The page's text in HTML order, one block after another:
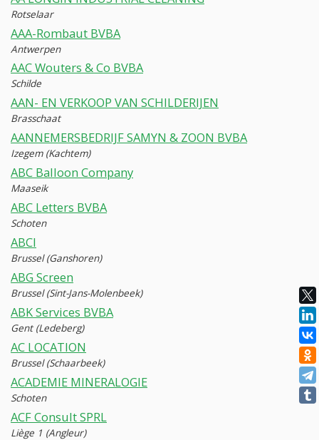
Rotselaar
AAA-Rombaut BVBA
Antwerpen
AAC Wouters & Co BVBA
Schilde
AAN- EN VERKOOP VAN SCHILDERIJEN
Brasschaat
AANNEMERSBEDRIJF SAMYN & ZOON BVBA
Izegem (Kachtem)
ABC Balloon Company
Maaseik
ABC Letters BVBA
Schoten
ABCI
Brussel (Ganshoren)
ABG Screen
Brussel (Sint-Jans-Molenbeek)
ABK Services BVBA
Gent (Ledeberg)
AC LOCATION
Brussel (Schaarbeek)
ACADEMIE MINERALOGIE
Schoten
ACF Consult SPRL
Liège 1 (Angleur)